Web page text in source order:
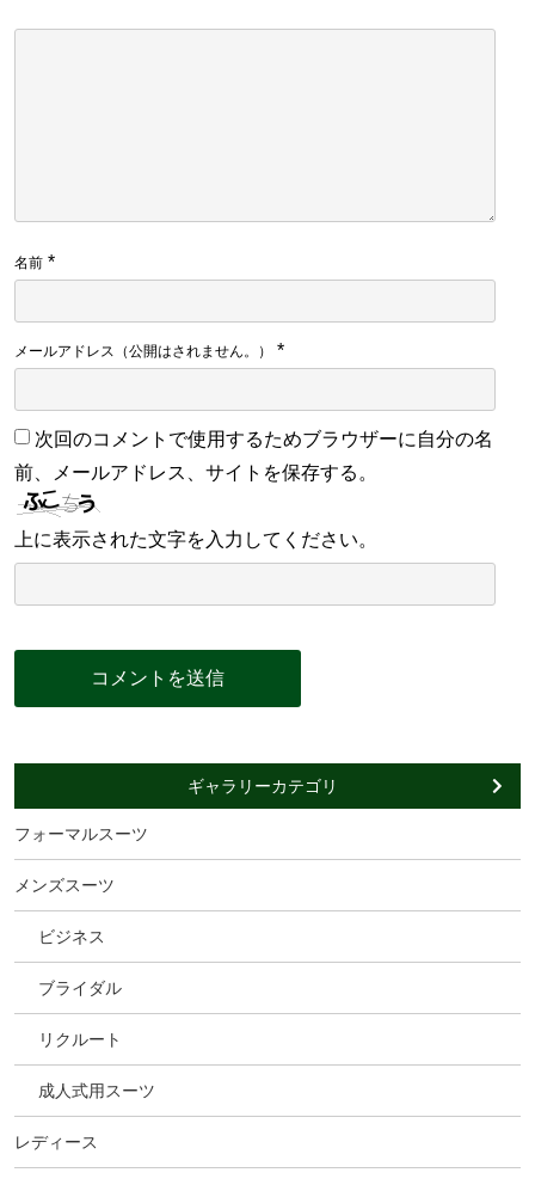
名前 *
メールアドレス（公開はされません。） *
次回のコメントで使用するためブラウザーに自分の名
前、メールアドレス、サイトを保存する。
上に表示された文字を入力してください。
ギャラリーカテゴリ
フォーマルスーツ
メンズスーツ
ビジネス
ブライダル
リクルート
成人式用スーツ
レディース